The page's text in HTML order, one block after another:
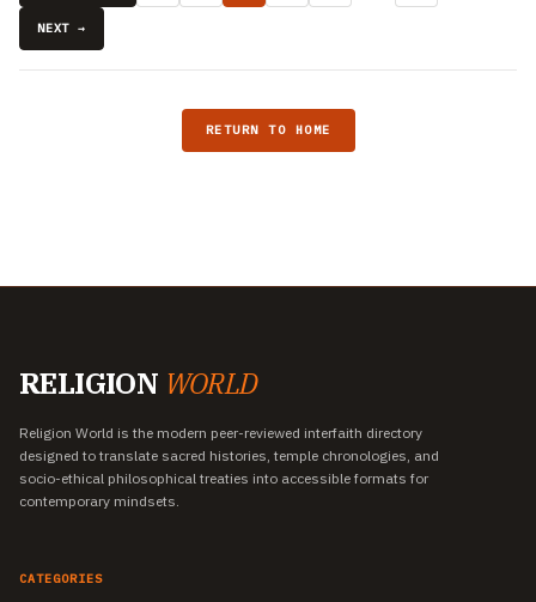
NEXT →
RETURN TO HOME
RELIGION WORLD
Religion World is the modern peer-reviewed interfaith directory
designed to translate sacred histories, temple chronologies, and
socio-ethical philosophical treaties into accessible formats for
contemporary mindsets.
CATEGORIES